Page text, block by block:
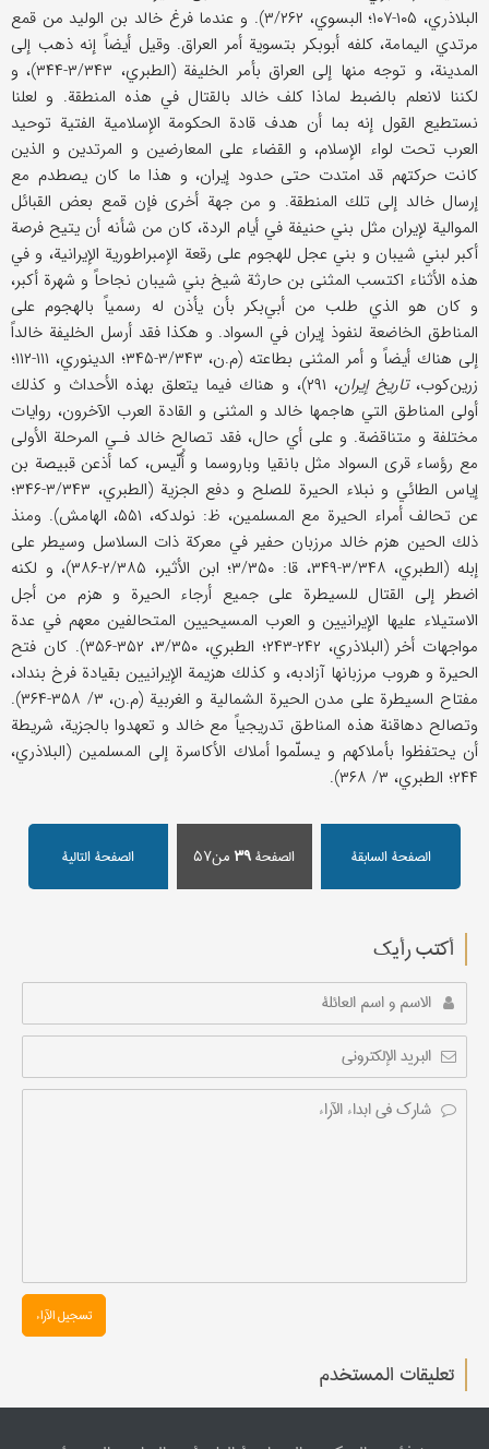
البلاذري، ۱۰۵-۱۰۷؛ البسوي، ۳/۲۶۲). و عندما فرغ خالد بن الوليد من قمع
مرتدي اليمامة، كلفه أبوبكر بتسوية أمر العراق. وقيل أيضاً إنه ذهب إلى
المدينة، و توجه منها إلى العراق بأمر الخليفة (الطبري، ۳/۳۴۳-۳۴۴)، و
لكننا لانعلم بالضبط لماذا كلف خالد بالقتال في هذه المنطقة. و لعلنا
نستطيع القول إنه بما أن هدف قادة الحكومة الإسلامية الفتية توحيد
العرب تحت لواء الإسلام، و القضاء على المعارضين و المرتدين و الذين
كانت حركتهم قد امتدت حتى حدود إيران، و هذا ما كان يصطدم مع
إرسال خالد إلى تلك المنطقة. و من جهة أخرى فإن قمع بعض القبائل
الموالية لإيران مثل بني حنيفة في أيام الردة، كان من شأنه أن يتيح فرصة
أكبر لبني شيبان و بني عجل للهجوم على رقعة الإمبراطورية الإيرانية، و في
هذه الأثناء اكتسب المثنى بن حارثة شيخ بني شيبان نجاحاً و شهرة أكبر،
و كان هو الذي طلب من أبي‌بكر بأن يأذن له رسمياً بالهجوم على
المناطق الخاضعة لنفوذ إيران في السواد. و هكذا فقد أرسل الخليفة خالداً
إلى هناك أيضاً و أمر المثنى بطاعته (م.ن، ۳/۳۴۳-۳۴۵؛ الدينوري، ۱۱۱-۱۱۲؛
زرين‌كوب، تاريخ إيران
، ۲۹۱)، و هناك فيما يتعلق بهذه الأحداث و كذلك
أولى المناطق التي هاجمها خالد و المثنى و القادة العرب الآخرون، روايات
مختلفة و متناقضة. و على أي حال، فقد تصالح خالد فـي المرحلة الأولى
مع رؤساء قرى السواد مثل بانقيا وباروسما و أُلّيس، كما أذعن قبيصة بن
إياس الطائي و نبلاء الحيرة للصلح و دفع الجزية (الطبري، ۳/۳۴۳-۳۴۶؛
عن تحالف أمراء الحيرة مع المسلمين، ظ: نولدكه، ۵۵۱، الهامش). ومنذ
ذلك الحين هزم خالد مرزبان حفير في معركة ذات السلاسل وسيطر على
إبله (الطبري، ۳/۳۴۸-۳۴۹، قا: ۳/۳۵۰؛ ابن الأثير، ۲/۳۸۵-۳۸۶)، و لكنه
اضطر إلى القتال للسيطرة على جميع أرجاء الحيرة و هزم من أجل
الاستيلاء عليها الإيرانيين و العرب المسيحيين المتحالفين معهم في عدة
مواجهات أخر (البلاذري، ۲۴۲-۲۴۳؛ الطبري، ۳/۳۵۰، ۳۵۲-۳۵۶). كان فتح
الحيرة و هروب مرزبانها آزادبه، و كذلك هزيمة الإيرانيين بقيادة فرخ بنداد،
مفتاح السيطرة على مدن الحيرة الشمالية و الغربية (م.ن، ۳/ ۳۵۸-۳۶۴).
وتصالح دهاقنة هذه المناطق تدريجياً مع خالد و تعهدوا بالجزية، شريطة
أن يحتفظوا بأملاكهم و يسلّموا أملاك الأكاسرة إلى المسلمين (البلاذري،
۲۴۴؛ الطبري، ۳/ ۳۶۸).
الصفحة السابقة الصفحة۳۹ من۵۷ الصفحة التالیة
أکتب رأیك
تسجیل الآراء
تعليقات المستخدم